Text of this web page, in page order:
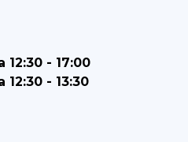
12:30 - 17:00
12:30 - 13:30